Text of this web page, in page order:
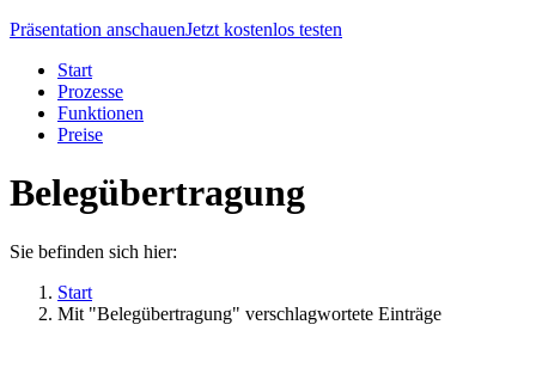
Präsentation anschauenJetzt kostenlos testen
Start
Prozesse
Funktionen
Preise
Belegübertragung
Sie befinden sich hier:
Start
Mit "Belegübertragung" verschlagwortete Einträge